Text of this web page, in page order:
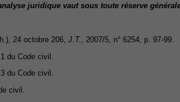
juridique vaut sous toute réserve
24 octobre 206, J.T.,
2007/5, n° 6254, p. 97-99.
du Code civil.
du Code civil.
civil.